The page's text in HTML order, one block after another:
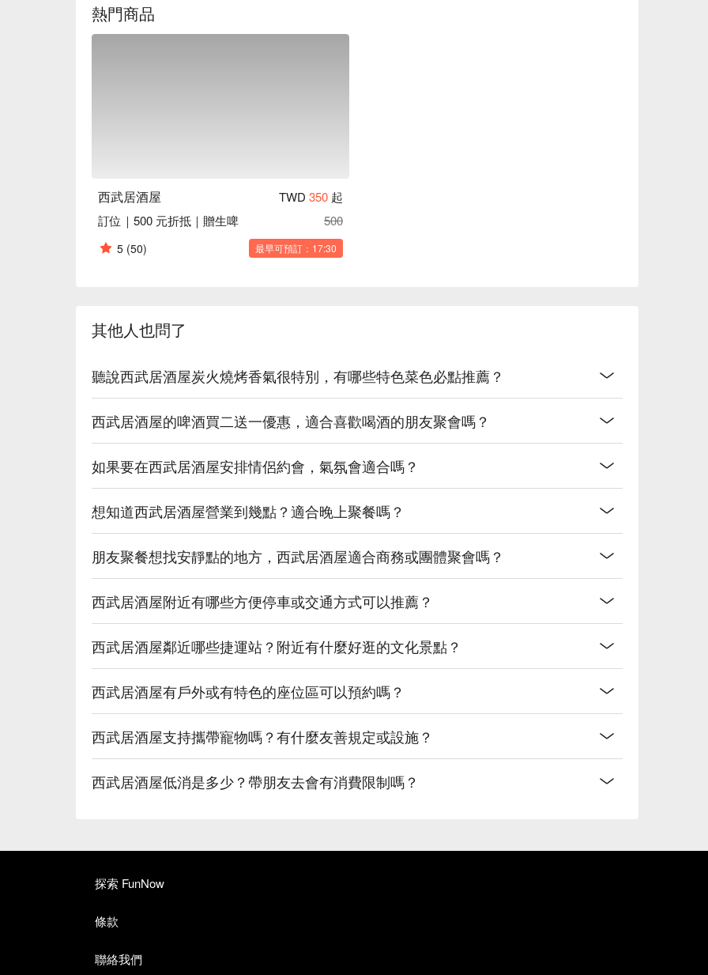
🤩 玩樂情報
人均消費：均消 TWD 500
【明太子山藥】山藥細膩，明太子鹹香濃厚
🥤 特色飲品
【生啤】清新爽口，微苦回甘
【各類酒水】香氣豐富，層次多樣
熱門商品
西武居酒屋 TWD 350 起
訂位｜500 元折抵｜贈生啤
500
5 (50) 最早可預訂：17:30
其他人也問了
聽說西武居酒屋炭火燒烤香氣很特別，有哪些特色菜色必點推薦？
西武居酒屋的啤酒買二送一優惠，適合喜歡喝酒的朋友聚會嗎？
如果要在西武居酒屋安排情侶約會，氣氛會適合嗎？
想知道西武居酒屋營業到幾點？適合晚上聚餐嗎？
朋友聚餐想找安靜點的地方，西武居酒屋適合商務或團體聚會嗎？
西武居酒屋附近有哪些方便停車或交通方式可以推薦？
西武居酒屋鄰近哪些捷運站？附近有什麼好逛的文化景點？
西武居酒屋有戶外或有特色的座位區可以預約嗎？
西武居酒屋支持攜帶寵物嗎？有什麼友善規定或設施？
西武居酒屋低消是多少？帶朋友去會有消費限制嗎？
探索 FunNow
條款
聯絡我們